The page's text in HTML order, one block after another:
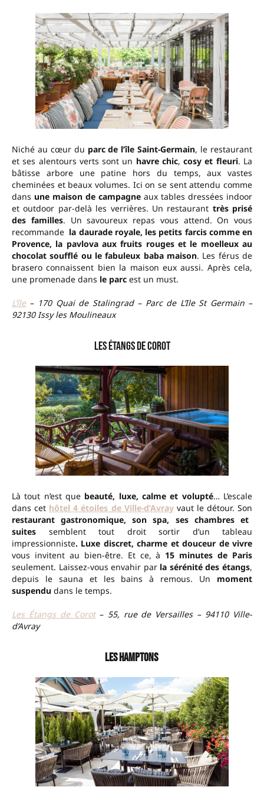
Niché au cœur du parc de l’île Saint-Germain, le restaurant
et ses alentours verts sont un havre chic, cosy et fleuri. La
bâtisse arbore une patine hors du temps, aux vastes
cheminées et beaux volumes. Ici on se sent attendu comme
dans une maison de campagne aux tables dressées indoor
et outdoor par-delà les verrières. Un restaurant très prisé
des familles. Un savoureux repas vous attend. On vous
recommande la daurade royale, les petits farcis comme en
Provence, la pavlova aux fruits rouges et le moelleux au
chocolat soufflé ou le fabuleux baba maison. Les férus de
brasero connaissent bien la maison eux aussi. Après cela,
une promenade dans le parc est un must.
L’île – 170 Quai de Stalingrad – Parc de L’Ile St Germain –
92130 Issy les Moulineaux
Les Étangs de Corot
Là tout n’est que beauté, luxe, calme et volupté… L’escale
dans cet hôtel 4 étoiles de Ville-d’Avrayvaut le détour. Son
restaurant gastronomique, son spa, ses chambres et
suites semblent tout droit sortir d’un tableau
impressionniste. Luxe discret, charme et douceur de vivre
vous invitent au bien-être. Et ce, à 15 minutes de Paris
seulement. Laissez-vous envahir par la sérénité des étangs,
depuis le sauna et les bains à remous. Un moment
suspendu dans le temps.
Les Étangs de Corot – 55, rue de Versailles – 94110 Ville-
d’Avray
Les Hamptons